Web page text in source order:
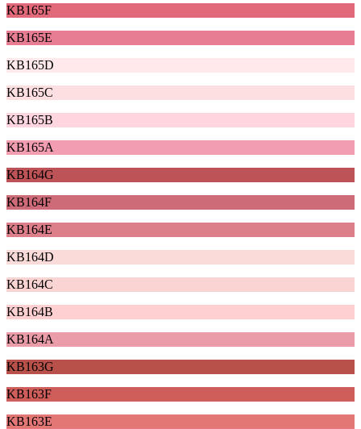
KB165F
KB165E
KB165D
KB165C
KB165B
KB165A
KB164G
KB164F
KB164E
KB164D
KB164C
KB164B
KB164A
KB163G
KB163F
KB163E